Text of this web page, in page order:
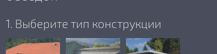
1. Выберите тип конструкции